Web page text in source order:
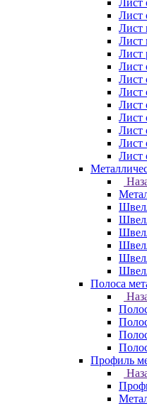
Лист
Лист
Лист
Лист
Лист
Лист
Лист
Лист
Лист
Лист
Лист
Лист
Лист
Полоса
Профиль